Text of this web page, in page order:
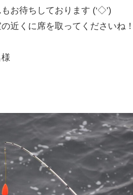
お待ちしております (‘◇’)ゞ
近くに席を取ってくださいね！